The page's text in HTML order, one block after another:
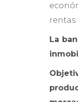
rentas
La